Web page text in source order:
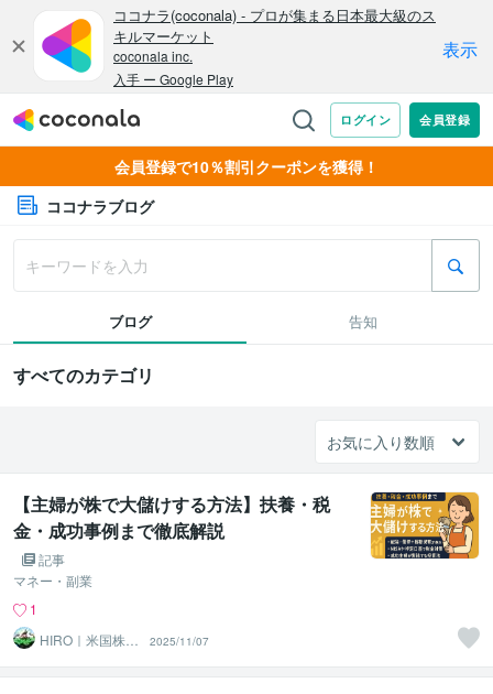
会員登録で10％割引クーポンを獲得！
ココナラブログ
ブログ 告知
すべてのカテゴリ
【主婦が株で大儲けする方法】扶養・税
金・成功事例まで徹底解説
記事
マネー・副業
1
HIRO｜米国株×
兼業トレーダー
2025/11/07